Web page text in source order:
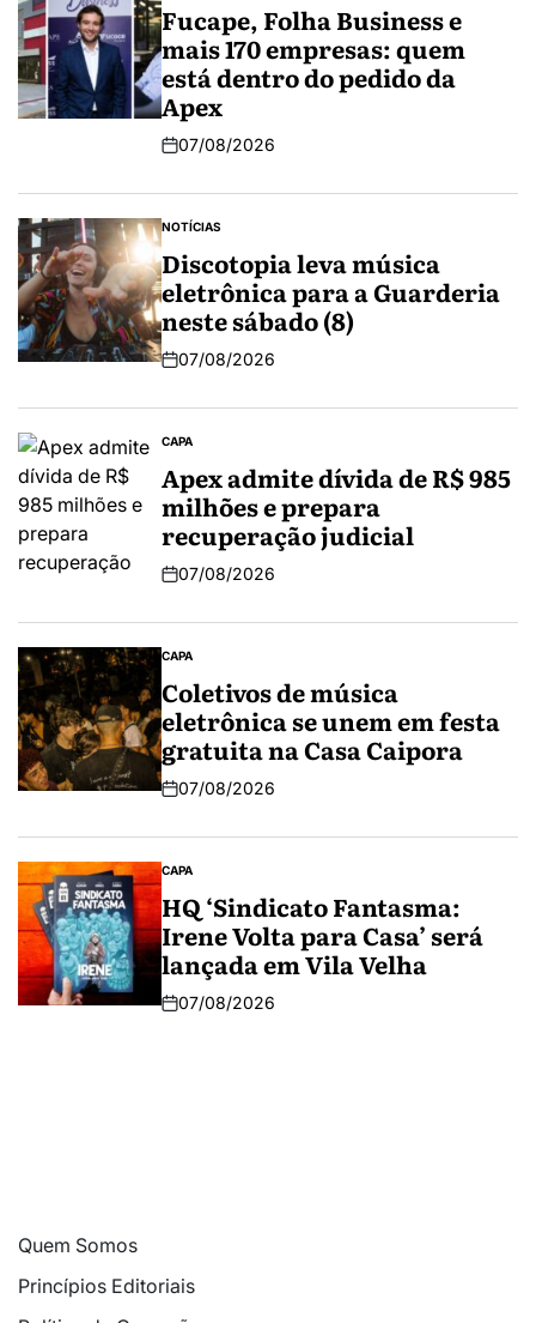
Fucape, Folha Business e
mais 170 empresas: quem
está dentro do pedido da
Apex
07/08/2026
NOTÍCIAS
Discotopia leva música
eletrônica para a Guarderia
neste sábado (8)
07/08/2026
CAPA
Apex admite dívida de R$ 985
milhões e prepara
recuperação judicial
07/08/2026
CAPA
Coletivos de música
eletrônica se unem em festa
gratuita na Casa Caipora
07/08/2026
CAPA
HQ ‘Sindicato Fantasma:
Irene Volta para Casa’ será
lançada em Vila Velha
07/08/2026
Quem Somos
Princípios Editoriais